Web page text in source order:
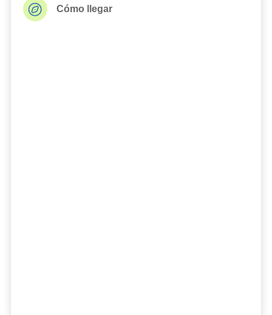
Cómo llegar